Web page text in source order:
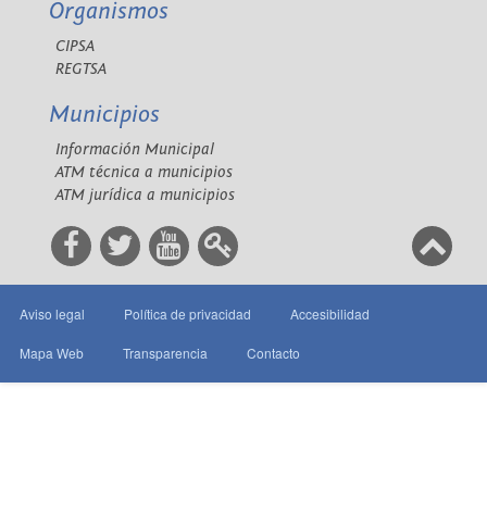
Organismos
CIPSA
REGTSA
Municipios
Información Municipal
ATM técnica a municipios
ATM jurídica a municipios
Aviso legal Política de privacidad Accesibilidad
Mapa Web Transparencia Contacto